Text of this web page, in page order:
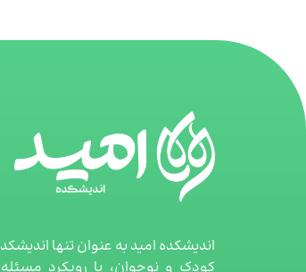
اندیشکده امید به عنوان تنها